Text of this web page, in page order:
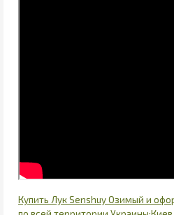
Купить Лук Senshuy Озимый и